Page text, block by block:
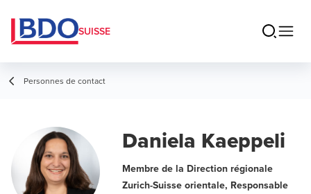
SUISSE
Personnes de contact
Daniela Kaeppeli
Membre de la Direction régionale
Zurich-Suisse orientale, Responsable